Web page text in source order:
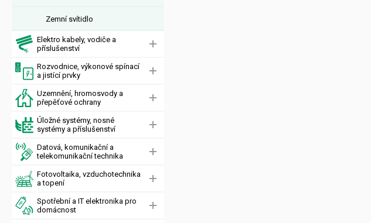
Zemní svítidlo
Elektro kabely, vodiče a
příslušenství
Rozvodnice, výkonové spínací
a jistící prvky
Uzemnění, hromosvody a
přepěťové ochrany
Úložné systémy, nosné
systémy a příslušenství
Datová, komunikační a
telekomunikační technika
Fotovoltaika, vzduchotechnika
a topení
Spotřební a IT elektronika pro
domácnost